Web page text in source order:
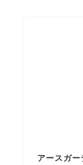
アースガ